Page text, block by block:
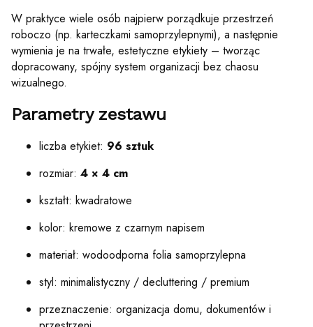
W praktyce wiele osób najpierw porządkuje przestrzeń
roboczo (np. karteczkami samoprzylepnymi), a następnie
wymienia je na trwałe, estetyczne etykiety – tworząc
dopracowany, spójny system organizacji bez chaosu
wizualnego.
Parametry zestawu
liczba etykiet: 96 sztuk
rozmiar: 4 × 4 cm
kształt: kwadratowe
kolor: kremowe z czarnym napisem
materiał: wodoodporna folia samoprzylepna
styl: minimalistyczny / decluttering / premium
przeznaczenie: organizacja domu, dokumentów i